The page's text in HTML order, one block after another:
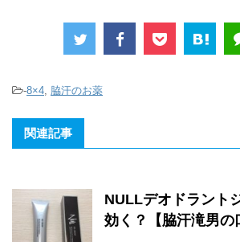
-8×4, 脇汗のお薬
関連記事
NULLデオドラント
効く？【脇汗滝男の